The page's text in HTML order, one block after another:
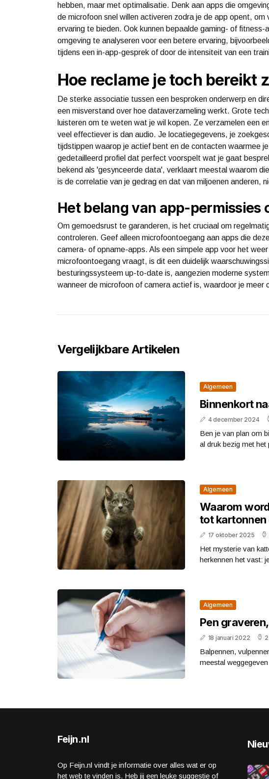
hebben, maar met optimalisatie. Denk aan apps die
de microfoon snel willen activeren zodra je de app opent,
ervaring te bieden. Ook kunnen bepaalde gaming- of
omgeving te analyseren voor een betere ervaring,
tijdens een in-app-gesprek of door de intensiteit van een
Hoe reclame je toch bereikt
De sterke associatie tussen een besproken onderwerp en
een misverstand over hoe dataverzameling werkt. Grote
luisteren om te weten wat je wil kopen. Ze verzamelen een
veel effectiever is dan audio. Je locatiegegevens, je
tijdstippen waarop je actief bent en de contacten waarmee
gedetailleerd profiel dat perfect voorspelt wat je gaat
bekend als 'gesynceerde data', verklaart meestal waarom
is de correlatie van je gedrag en dat van miljoenen anderen,
Het belang van app-permissies
Om gemoedsrust te garanderen, is het cruciaal om
controleren. Geef alleen microfoontoegang aan apps die
camera- of opname-apps. Als een simpele app voor het
microfoontoegang vraagt, is dit een duidelijk
besturingssysteem up-to-date is, aangezien moderne
wanneer de microfoon of camera actief is, waardoor je meer
Vergelijkbare Artikelen
Algemeen
Binnenkort
4 december 2024
Ben je van plan om
al druk bezig met het
Algemeen
Waarom
tot kartonnen
17 oktober 2025
Het mysterie van
herkennen het vast:
Algemeen
Pen
18 januari 2022
Balpennen,
meestal
Feijn.nl
Op Feijn.nl vindt je informatie over alles wat er op
het web te vinden is. Heb jij een leuke suggestie of